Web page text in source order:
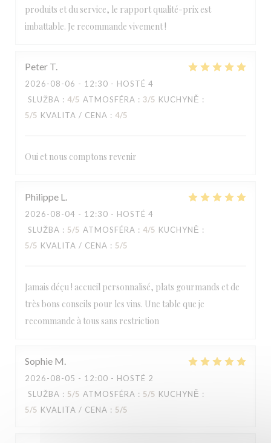
produits et du service, le rapport qualité-prix est
imbattable. Je recommande vivement !
Peter T
2026-08-06 - 12:30 - HOSTÉ 4
SLUŽBA : 4/5 ATMOSFÉRA : 3/5 KUCHYNĚ :
5/5 KVALITA / CENA : 4/5
Oui et nous comptons revenir
Philippe L
2026-08-04 - 12:30 - HOSTÉ 4
SLUŽBA : 5/5 ATMOSFÉRA : 4/5 KUCHYNĚ :
5/5 KVALITA / CENA : 5/5
Jamais déçu ! accueil personnalisé, plats gourmands et de
très bons conseils pour les vins. Une table que je
recommande à tous sans restriction
Sophie M
2026-08-05 - 12:00 - HOSTÉ 2
SLUŽBA : 5/5 ATMOSFÉRA : 5/5 KUCHYNĚ :
5/5 KVALITA / CENA : 5/5
LA TABLE DE CATUSSEAU